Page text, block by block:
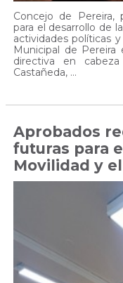
Concejo de Pereira,
para el desarrollo de
actividades políticas
Municipal de
directiva en
Castañeda, ...
Aprobados
futuras para
Movilidad y